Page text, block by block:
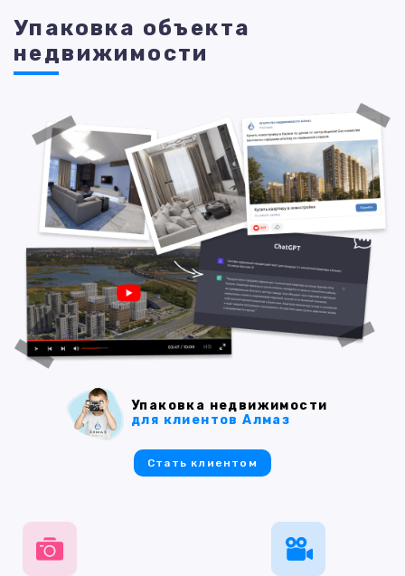
Упаковка объекта
недвижимости
Упаковка недвижимости
для клиентов Алмаз
Стать клиентом